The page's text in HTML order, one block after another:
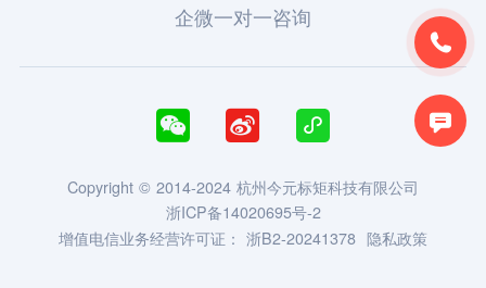


企微一对一咨询
  
Copyright © 2014-2024 杭州今元标矩科技有限公司
浙ICP备14020695号-2
增值电信业务经营许可证： 浙B2-20241378 隐私政策